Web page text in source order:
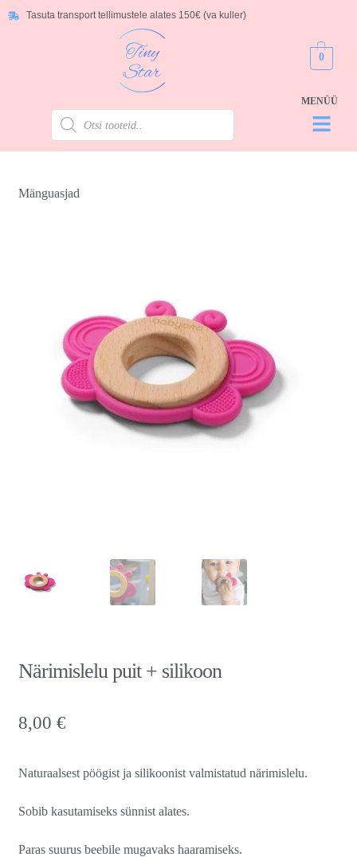
Tasuta transport tellimustele alates 150€ (va kuller)
0
Mänguasjad
Närimislelu puit + silikoon
8,00 €
Naturaalsest pöögist ja silikoonist valmistatud närimislelu.
Sobib kasutamiseks sünnist alates.
Paras suurus beebile mugavaks haaramiseks.